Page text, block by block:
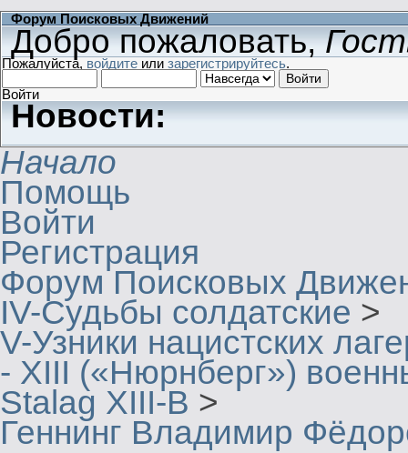
Форум Поисковых Движений
Добро пожаловать,
Пожалуйста, войдите или зарегистрируйтесь.
Войти
Новости:
Начало
Помощь
Войти
Регистрация
Форум Поисковых
IV-Судьбы солдатские >
V-Узники нацистских
- XIII («Нюрнберг»)
Stalag XIII-B >
Геннинг Владимир